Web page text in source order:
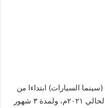
السيارات) ابتداءا من
يوم الجمعة القادم ١٥ يناير من العام الحالي ٢٠٢١م، ولمدة ٣ شهور